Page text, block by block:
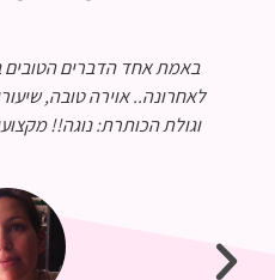
נוגה נהדרת מקצועית
לפרטים הקטנים ביותר,
והבנות מקסימות גם הן.